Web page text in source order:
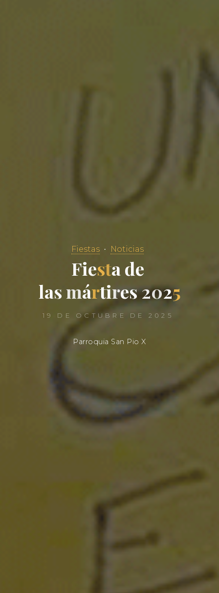
Fiestas Noticias
Fiestade
lasmártires2025
19 DE OCTUBRE DE 2025
Parroquia San Pio X